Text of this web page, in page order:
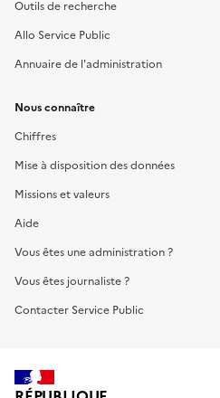
Outils de recherche
Allo Service Public
Annuaire de l'administration
Nous connaître
Chiffres
Mise à disposition des données
Missions et valeurs
Aide
Vous êtes une administration ?
Vous êtes journaliste ?
Contacter Service Public